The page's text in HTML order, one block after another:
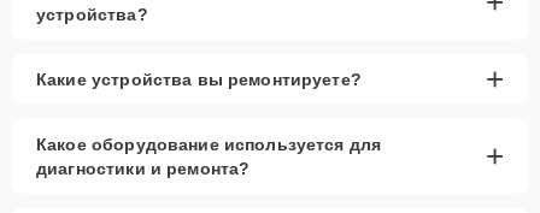
устройства?
Какие устройства вы ремонтируете? +
Какое оборудование используется для
диагностики и ремонта?
+